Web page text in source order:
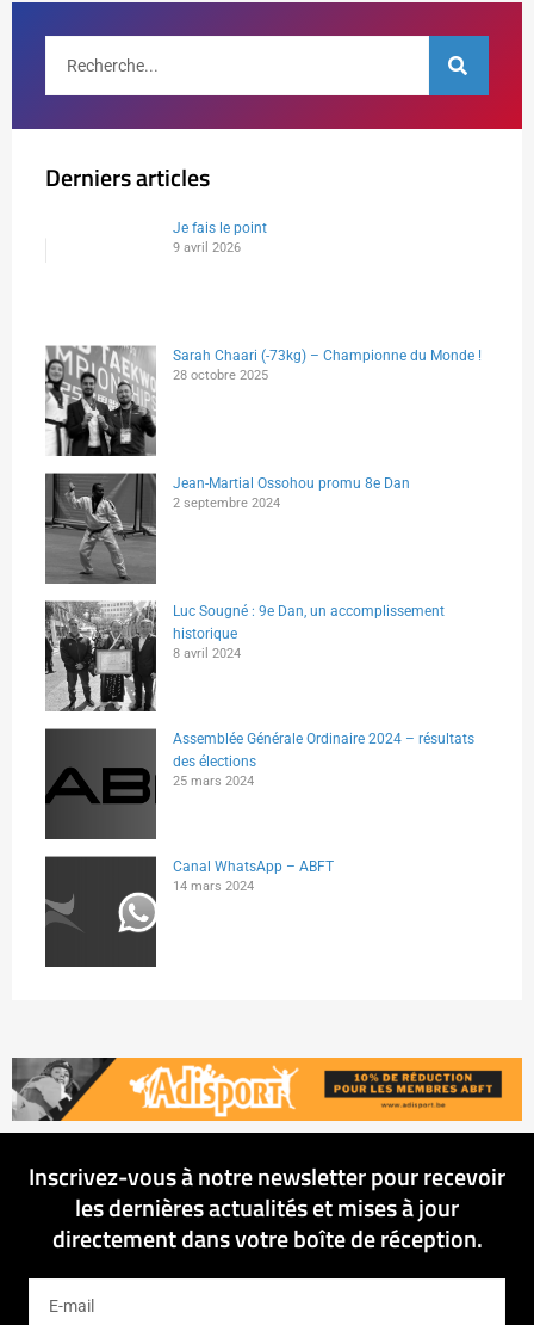
Derniers articles
Je fais le point
9 avril 2026
Sarah Chaari (-73kg) – Championne du Monde !
28 octobre 2025
Jean-Martial Ossohou promu 8e Dan
2 septembre 2024
Luc Sougné : 9e Dan, un accomplissement
historique
8 avril 2024
Assemblée Générale Ordinaire 2024 – résultats
des élections
25 mars 2024
Canal WhatsApp – ABFT
14 mars 2024
Inscrivez-vous à notre newsletter pour recevoir
les dernières actualités et mises à jour
directement dans votre boîte de réception.